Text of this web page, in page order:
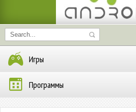
Игры
Программы